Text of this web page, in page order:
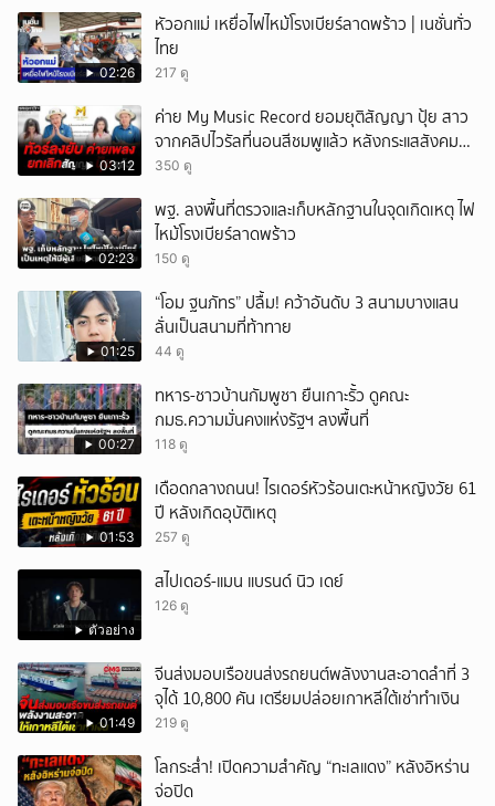
02:26
หัวอกแม่ เหยื่อไฟไหม้โรงเบียร์ลาดพร้าว | เนชั่นทั่ว
ไทย
217 ดู
03:12
ค่าย My Music Record ยอมยุติสัญญา ปุ้ย สาว
จากคลิปไวรัลที่นอนสีชมพูแล้ว หลังกระแสสังคม
และคนในวงการวิจารณ์เรื่องความเหมาะสม
350 ดู
02:23
พฐ. ลงพื้นที่ตรวจและเก็บหลักฐานในจุดเกิดเหตุ ไฟ
ไหม้โรงเบียร์ลาดพร้าว
150 ดู
01:25
“โอม ฐนภัทร” ปลื้ม! คว้าอันดับ 3 สนามบางแสน
ลั่นเป็นสนามที่ท้าทาย
44 ดู
00:27
ทหาร-ชาวบ้านกัมพูชา ยืนเกาะรั้ว ดูคณะ
กมธ.ความมั่นคงแห่งรัฐฯ ลงพื้นที่
118 ดู
01:53
เดือดกลางถนน! ไรเดอร์หัวร้อนเตะหน้าหญิงวัย 61
ปี หลังเกิดอุบัติเหตุ
257 ดู
ตัวอย่าง
สไปเดอร์-แมน แบรนด์ นิว เดย์
126 ดู
01:49
จีนส่งมอบเรือขนส่งรถยนต์พลังงานสะอาดลำที่ 3
จุได้ 10,800 คัน เตรียมปล่อยเกาหลีใต้เช่าทำเงิน
219 ดู
โลกระส่ำ! เปิดความสำคัญ “ทะเลแดง” หลังอิหร่าน
จ่อปิด